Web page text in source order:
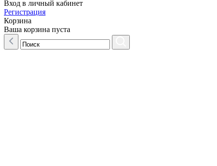
Вход в личный кабинет
Регистрация
Корзина
Ваша корзина пуста